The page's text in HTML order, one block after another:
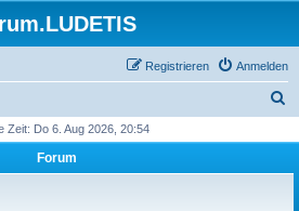
Anmelden
Registrieren
h
Zeit: Do 6. Aug 2026, 20:54
Forum